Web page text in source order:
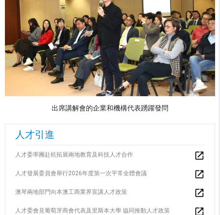
出席講解會的企業和機構代表踴躍發問
人才引進
人才委率團赴杭拓展兩地教育及科技人才合作
人才發展委員會舉行2026年度第一次平常全體會議
澳琴兩地部門向本澳工商業界宣講人才政策
人才委會見葡萄牙商會代表及里斯本大學 協同推動人才政策